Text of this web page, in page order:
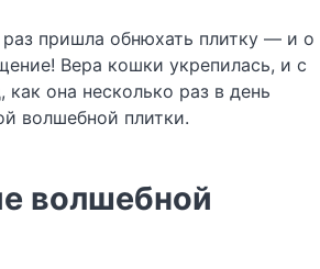
пришла обнюхать плитку — и о
Вера кошки укрепилась, и с
она несколько раз в день
волшебной плитки.
волшебной